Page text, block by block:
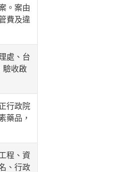
。案由
費及違
處、台
驗收啟
行政院
藥品，
程、資
、行政